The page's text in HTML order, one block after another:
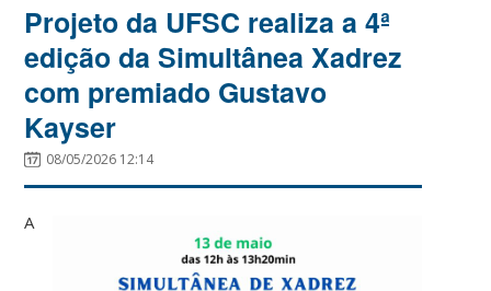
Projeto da UFSC realiza a 4ª
edição da Simultânea Xadrez
com premiado Gustavo
Kayser
08/05/2026 12:14
A